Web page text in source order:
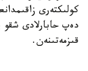
دەپ حابارلادى شقو
قىزمەتىنەن.